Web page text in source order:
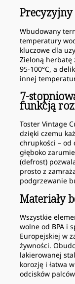
Wbudowany
temperatury
kluczowe dla
Zieloną herbatę
95-100°C, a
innej
7-
funkcją
Toster Vintage
dzięki czemu
chrupkości – od
głęboko
(defrost)
prosto z
podgrzewanie
Materiały
Wszystkie
wolne od BPA i
Europejskiej w
żywności.
lakierowanej
korozję i łatwa
odcisków